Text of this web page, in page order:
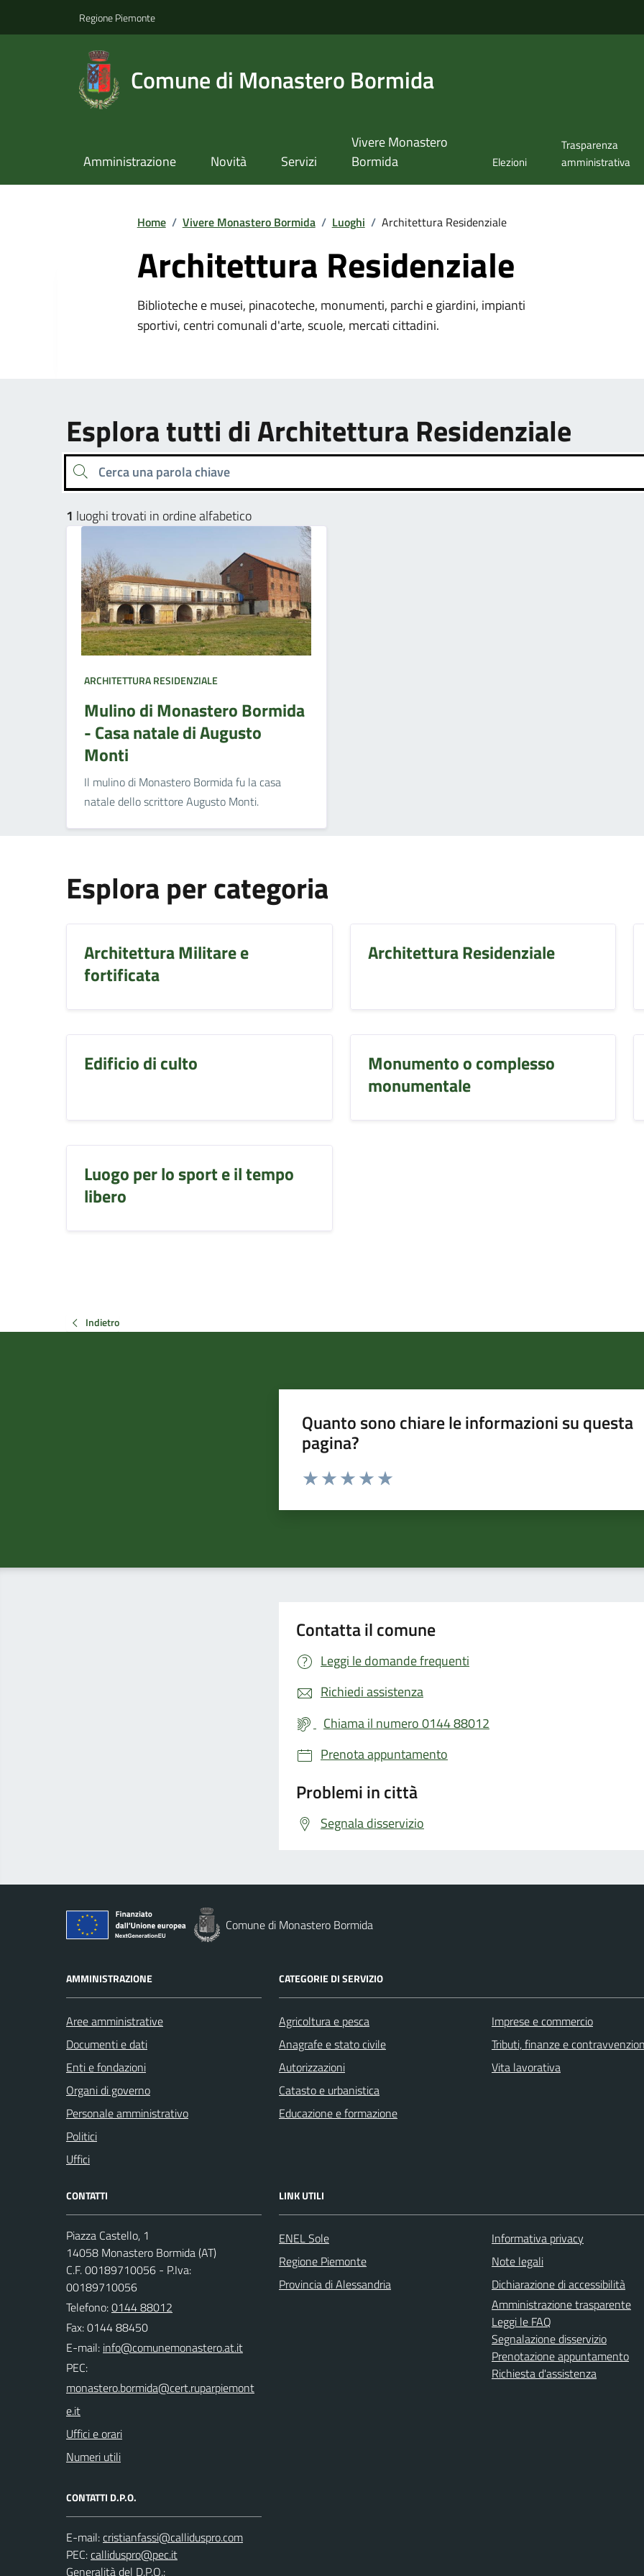
Regione Piemonte
Comune di Monastero Bormida
Amministrazione Novità Servizi
Vivere Monastero
Bormida
Elezioni
Trasparenza
amministrativa
Home / Vivere Monastero Bormida / Luoghi / Architettura Residenziale
Architettura Residenziale
Biblioteche e musei, pinacoteche, monumenti, parchi e giardini, impianti
sportivi, centri comunali d'arte, scuole, mercati cittadini.
Esplora tutti di Architettura Residenziale
Cerca una parola chiave
1 luoghi trovati in ordine alfabetico
ARCHITETTURA RESIDENZIALE
Mulino di Monastero Bormida
- Casa natale di Augusto
Monti
Il mulino di Monastero Bormida fu la casa
natale dello scrittore Augusto Monti.
Esplora per categoria
Architettura Militare e
fortificata
Architettura Residenziale
Edificio di culto
Monumento o complesso
monumentale
Luogo per lo sport e il tempo
libero
Indietro
Quanto sono chiare le informazioni su questa
pagina?
Valuta da 1 a 5 stelle la pagina
Contatta il comune
Leggi le domande frequenti
Richiedi assistenza
Chiama il numero 0144 88012
Prenota appuntamento
Problemi in città
Segnala disservizio
Comune di Monastero Bormida
AMMINISTRAZIONE
Aree amministrative
Documenti e dati
Enti e fondazioni
Organi di governo
Personale amministrativo
Politici
Uffici
CATEGORIE DI SERVIZIO
Agricoltura e pesca
Anagrafe e stato civile
Autorizzazioni
Catasto e urbanistica
Educazione e formazione
Imprese e commercio
Tributi, finanze e
Vita lavorativa
CONTATTI
Piazza Castello, 1
14058 Monastero Bormida (AT)
C.F. 00189710056 - P.Iva:
00189710056
Telefono:0144 88012
Fax: 0144 88450
E-mail:
PEC:
Uffici e orari
Numeri utili
CONTATTI D.P.O.
E-mail:
PEC:
Generalità del D.P.O.:
LINK UTILI
ENEL Sole
Regione Piemonte
Provincia di Alessandria
Informativa privacy
Note legali
Dichiarazione di accessibilità
Amministrazione trasparente
Leggi le FAQ
Segnalazione disservizio
Prenotazione appuntamento
Richiesta d'assistenza